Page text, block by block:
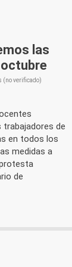
las
(no verificado)
de
en todos los
medidas a
de